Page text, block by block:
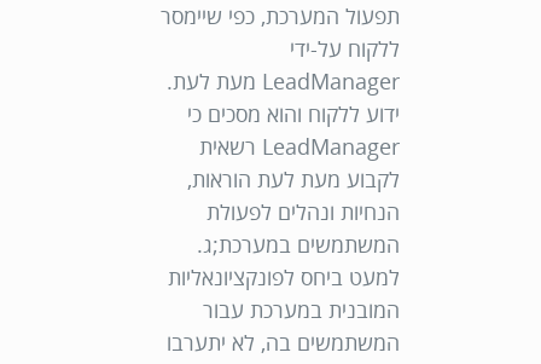
תפעול המערכת, כפי שיימסר
ללקוח על-ידי
LeadManager מעת לעת.
ידוע ללקוח והוא מסכים כי
LeadManager רשאית
לקבוע מעת לעת הוראות,
הנחיות ונהלים לפעולת
המשתמשים במערכת;ג.
למעט ביחס לפונקציונאליות
המובנית במערכת עבור
המשתמשים בה, לא יתערבו